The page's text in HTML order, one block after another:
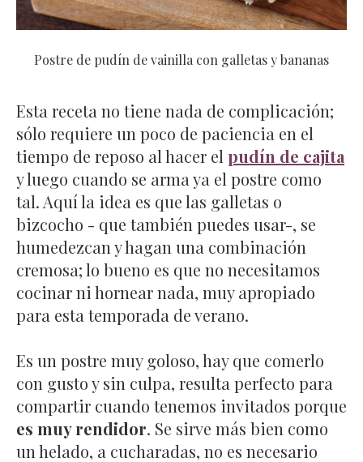
Postre de pudín de vainilla con galletas y bananas
Esta receta no tiene nada de complicación;
sólo requiere un poco de paciencia en el
tiempo de reposo al hacer el pudín de cajita
y luego cuando se arma ya el postre como
tal. Aquí la idea es que las galletas o
bizcocho - que también puedes usar-, se
humedezcan y hagan una combinación
cremosa; lo bueno es que no necesitamos
cocinar ni hornear nada, muy apropiado
para esta temporada de verano.
Es un postre muy goloso, hay que comerlo
con gusto y sin culpa, resulta perfecto para
compartir cuando tenemos invitados porque
es muy rendidor. Se sirve más bien como
un helado, a cucharadas, no es necesario